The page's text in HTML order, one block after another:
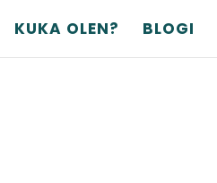
KUKA OLEN? BLOGI